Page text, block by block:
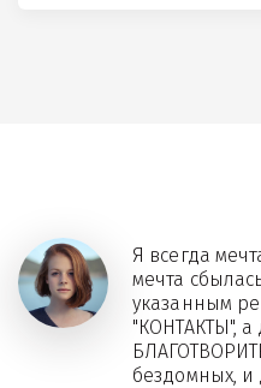
Я всегда
мечта
указанным
"КОНТАКТЫ", а
бездомных, и